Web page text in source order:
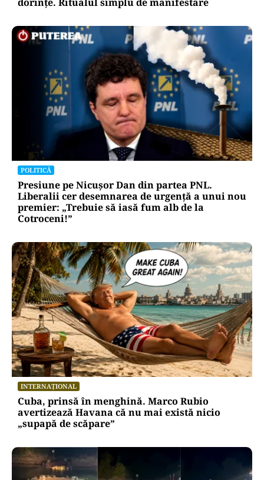
POLITICĂ
Presiune pe Nicușor Dan din partea PNL.
Liberalii cer desemnarea de urgență a unui nou
premier: „Trebuie să iasă fum alb de la
Cotroceni!”
INTERNAȚIONAL
Cuba, prinsă în menghină. Marco Rubio
avertizează Havana că nu mai există nicio
„supapă de scăpare”